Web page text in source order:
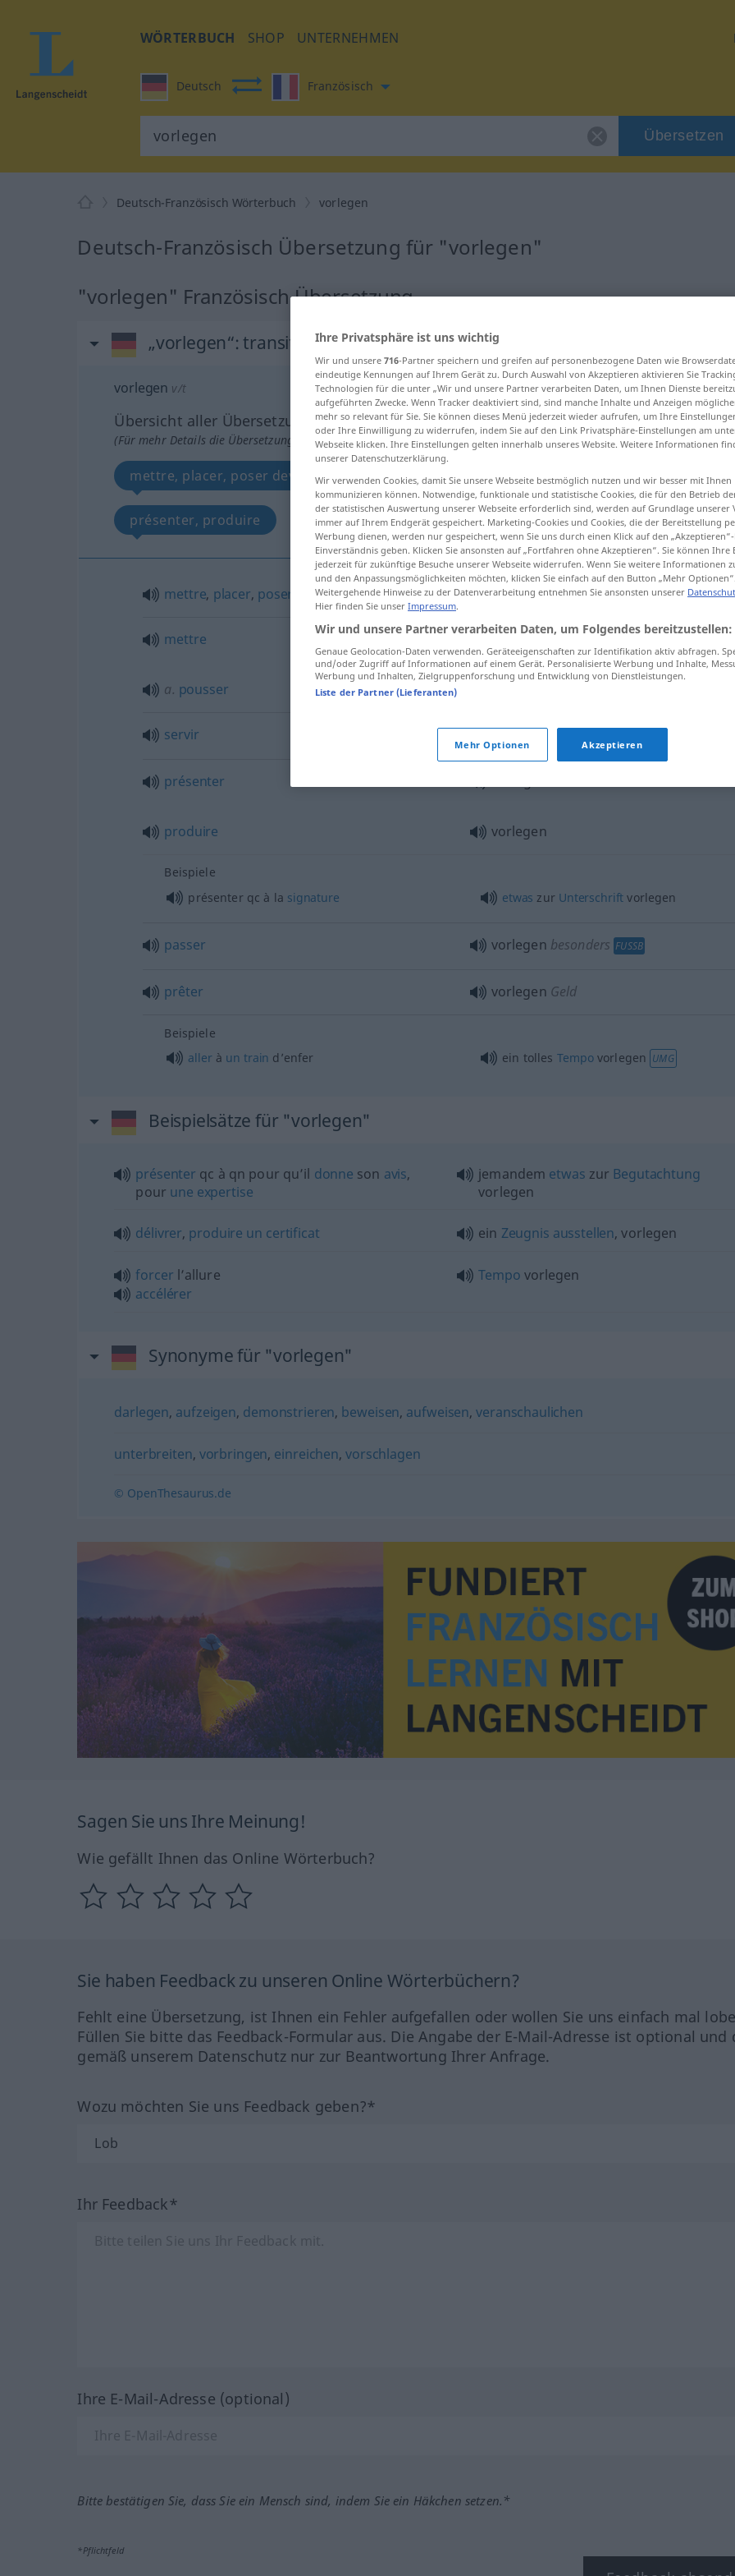
WÖRTERBUCH SHOP UNTERNEHMEN
Deutsch Französisch
Übersetzen
Deutsch-Französisch Wörterbuch vorlegen
Deutsch-Französisch Übersetzung für "vorlegen"
"vorlegen" Französisch Übersetzung
„vorlegen“: transitives Verb
vorlegen v/t
Übersicht aller Übersetzungen
(Für mehr Details die Übersetzung anklicken/antippen)
mettre, placer, poser devant mettre, pousser servir
présenter, produire passer prêter Weitere Beispiele...
mettre, placer, poser devant vorlegenKlotz
mettre vorlegen Kette
a. pousser
servir vorlegen Speisen
présenter
produire vorlegen
Beispiele
présenterqc à la signature etwas zur Unterschrift vorlegen
passer vorlegen besonders FUSSB
prêter vorlegen Geld
Beispiele
allerà un train d’enfer ein tolles Tempovorlegen UMG
Beispielsätze für "vorlegen"
présenter qc à qn pour qu’il donne son avis,
pour une expertise
jemandem etwas zur Begutachtung
vorlegen
délivrer, produire un certificat ein Zeugnis ausstellen, vorlegen
forcer l’allure
accélérer
Tempo vorlegen
Synonyme für "vorlegen"
darlegen, aufzeigen, demonstrieren, beweisen, aufweisen,veranschaulichen
unterbreiten, vorbringen, einreichen,vorschlagen
© OpenThesaurus.de
Sagen Sie uns Ihre Meinung!
Wie gefällt Ihnen das Online Wörterbuch?
Sie haben Feedback zu unseren Online Wörterbüchern?
Fehlt eine Übersetzung, ist Ihnen ein Fehler aufgefallen oder wollen Sie uns einfach mal
Füllen Sie bitte das Feedback-Formular aus. Die Angabe der E-Mail-Adresse ist optional und
gemäß unserem Datenschutz nur zur Beantwortung Ihrer Anfrage.
Wozu möchten Sie uns Feedback geben?*
Ihr Feedback*
Ihre E-Mail-Adresse (optional)
Bitte bestätigen Sie, dass Sie ein Mensch sind, indem Sie ein Häkchen setzen.*
*Pflichtfeld
Ihre Privatsphäre ist uns wichtig
Wir und unsere 716-Partner speichern und greifen auf personenbezogene Daten wie
eindeutige Kennungen auf Ihrem Gerät zu. Durch Auswahl von Akzeptieren aktivieren Sie
Technologien für die unter „Wir und unsere Partner verarbeiten Daten, um Ihnen Dienste
aufgeführten Zwecke. Wenn Tracker deaktiviert sind, sind manche Inhalte und Anzeigen
mehr so relevant für Sie. Sie können dieses Menü jederzeit wieder aufrufen, um Ihre
oder Ihre Einwilligung zu widerrufen, indem Sie auf den Link Privatsphäre-Einstellungen am
Webseite klicken. Ihre Einstellungen gelten innerhalb unseres Website. Weitere Informationen
unserer Datenschutzerklärung.
Wir verwenden Cookies, damit Sie unsere Webseite bestmöglich nutzen und wir besser mit Ihnen
kommunizieren können. Notwendige, funktionale und statistische Cookies, die für den Betrieb
der statistischen Auswertung unserer Webseite erforderlich sind, werden auf Grundlage unserer
immer auf Ihrem Endgerät gespeichert. Marketing-Cookies und Cookies, die der Bereitstellung
Werbung dienen, werden nur gespeichert, wenn Sie uns durch einen Klick auf den
Einverständnis geben. Klicken Sie ansonsten auf „Fortfahren ohne Akzeptieren“. Sie können Ihre
jederzeit für zukünftige Besuche unserer Webseite widerrufen. Wenn Sie weitere Informationen
und den Anpassungsmöglichkeiten möchten, klicken Sie einfach auf den Button „Mehr Optionen“.
Weitergehende Hinweise zu der Datenverarbeitung entnehmen Sie ansonsten unserer
Hier finden Sie unser Impressum.
Wir und unsere Partner verarbeiten Daten, um Folgendes bereitzustellen:
Genaue Geolocation-Daten verwenden. Geräteeigenschaften zur Identifikation aktiv abfragen.
und/oder Zugriff auf Informationen auf einem Gerät. Personalisierte Werbung und Inhalte,
Werbung und Inhalten, Zielgruppenforschung und Entwicklung von Dienstleistungen.
Liste der Partner (Lieferanten)
Mehr Optionen Akzeptieren